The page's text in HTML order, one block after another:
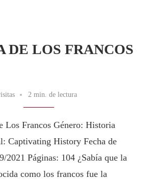
DE LOS FRANCOS
2 min. de lectura
Los Francos Género: Historia
Captivating History Fecha de
2021 Páginas: 104 ¿Sabía que la
como los francos fue la